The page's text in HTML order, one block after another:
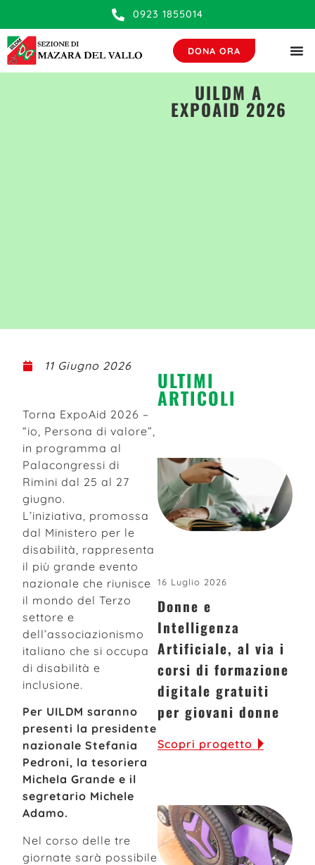
0923 1855014
DONA ORA
UILDM A
EXPOAID 2026
11 Giugno 2026
Torna ExpoAid 2026 –
“io, Persona di valore”,
in programma al
Palacongressi di
Rimini dal 25 al 27
giugno.
L’iniziativa, promossa
dal Ministero per le
disabilità, rappresenta
il più grande evento
nazionale che riunisce
il mondo del Terzo
settore e
dell’associazionismo
italiano che si occupa
di disabilità e
inclusione.
Per UILDM saranno
presenti la presidente
nazionale Stefania
Pedroni, la tesoriera
Michela Grande e il
segretario Michele
Adamo.
Nel corso delle tre
giornate sarà possibile
ULTIMI
ARTICOLI
16 Luglio 2026
Donne e
Intelligenza
Artificiale, al via i
corsi di formazione
digitale gratuiti
per giovani donne
Scopri progetto